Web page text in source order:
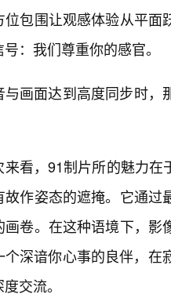
位包围让观感体验从平
：我们尊重你的感官。
与画面达到高度同步时
来看，91制片所的魅力
故作姿态的遮掩。它通
画卷。在这种语境下，
个深谙你心事的良伴，
交流。